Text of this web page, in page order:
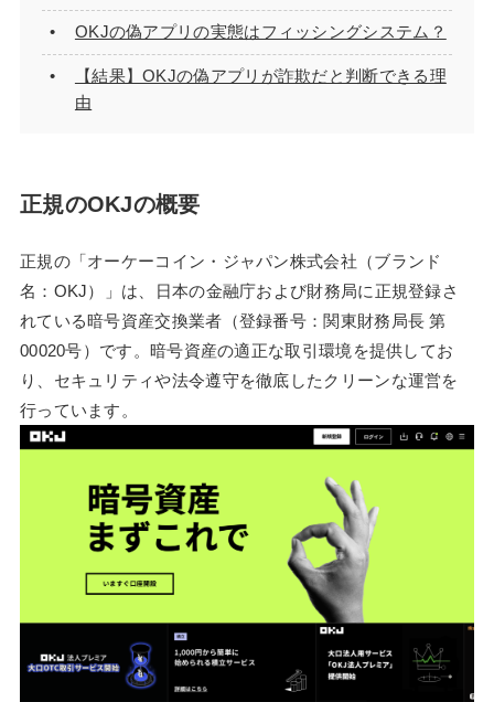
OKJの偽アプリの実態はフィッシングシステム？
【結果】OKJの偽アプリが詐欺だと判断できる理
由
正規のOKJの概要
正規の「オーケーコイン・ジャパン株式会社（ブランド
名：OKJ）」は、日本の金融庁および財務局に正規登録さ
れている暗号資産交換業者（登録番号：関東財務局長 第
00020号）です。暗号資産の適正な取引環境を提供してお
り、セキュリティや法令遵守を徹底したクリーンな運営を
行っています。